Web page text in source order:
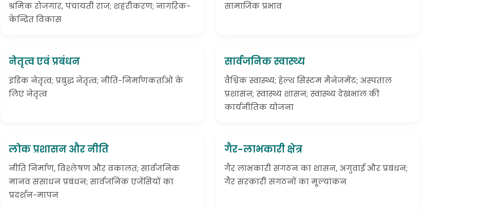
श्रमिक रोजगार, पंचायती राज; शहरीकरण; नागरिक-
केन्द्रित विकास
सामाजिक प्रभाव
नेतृत्व एवं प्रबंधन
इंडिक नेतृत्व; प्रबुद्ध नेतृत्व; नीति-निर्माणकर्ताओं के
लिए नेतृत्व
सार्वजनिक स्वास्थ्य
वैश्विक स्वास्थ्य; हेल्थ सिस्टम मैनेजमेंट; अस्पताल
प्रशासन; स्वास्थ्य शासन; स्वास्थ्य देखभाल की
कार्यनीतिक योजना
लोक प्रशासन और नीति
नीति निर्माण, विश्लेषण और वकालत; सार्वजनिक
मानव संसाधन प्रबंधन; सार्वजनिक एजेंसियों का
प्रदर्शन-मापन
गैर-लाभकारी क्षेत्र
गैर लाभकारी संगठन का शासन, अगुवाई और प्रबंधन;
गैर सरकारी संगठनों का मूल्यांकन